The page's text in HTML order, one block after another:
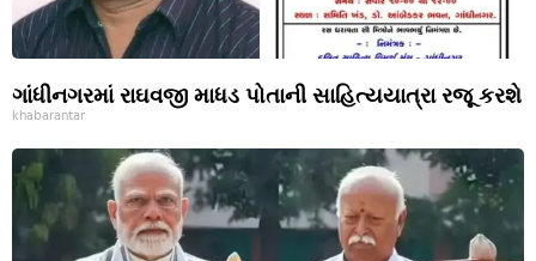
ગાંધીનગરમાં રાઘવજી માધડ પોતાની સાહિત્યયાત્રા રજૂ કરશે
khabarantar